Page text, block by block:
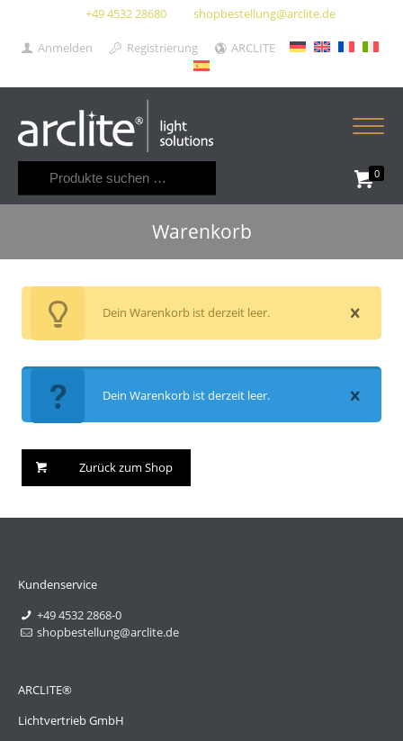
+49 4532 28680 shopbestellung@arclite.de
Anmelden Registrierung ARCLITE
0
Warenkorb
Dein Warenkorb ist derzeit leer.
Dein Warenkorb ist derzeit leer.
Zurück zum Shop
Kundenservice
+49 4532 2868-0
shopbestellung@arclite.de
ARCLITE®
Lichtvertrieb GmbH